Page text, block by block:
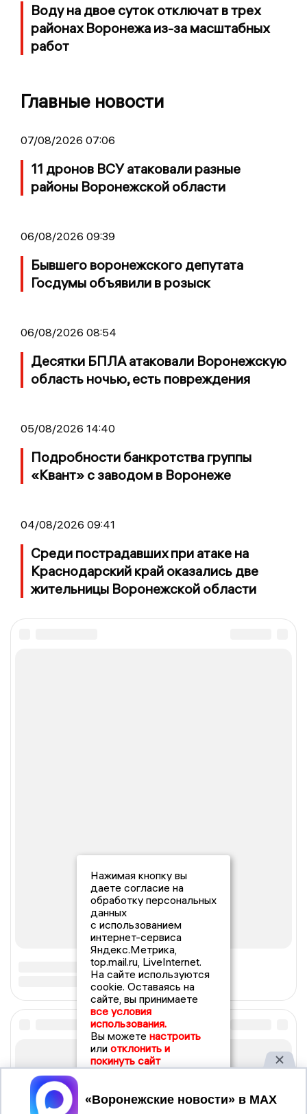
Воду на двое суток отключат в трех
районах Воронежа из-за масштабных
работ
Главные новости
07/08/2026 07:06
11 дронов ВСУ атаковали разные
районы Воронежской области
06/08/2026 09:39
Бывшего воронежского депутата
Госдумы объявили в розыск
06/08/2026 08:54
Десятки БПЛА атаковали Воронежскую
область ночью, есть повреждения
05/08/2026 14:40
Подробности банкротства группы
«Квант» с заводом в Воронеже
04/08/2026 09:41
Среди пострадавших при атаке на
Краснодарский край оказались две
жительницы Воронежской области
Нажимая кнопку вы
даете согласие на
обработку персональных
данных
с использованием
интернет-сервиса
Яндекс.Метрика,
top.mail.ru, LiveInternet.
На сайте используются
cookie. Оставаясь на
сайте, вы принимаете
все условия
использования.
Вы можете настроить
или отклонить и
покинуть сайт
Принять